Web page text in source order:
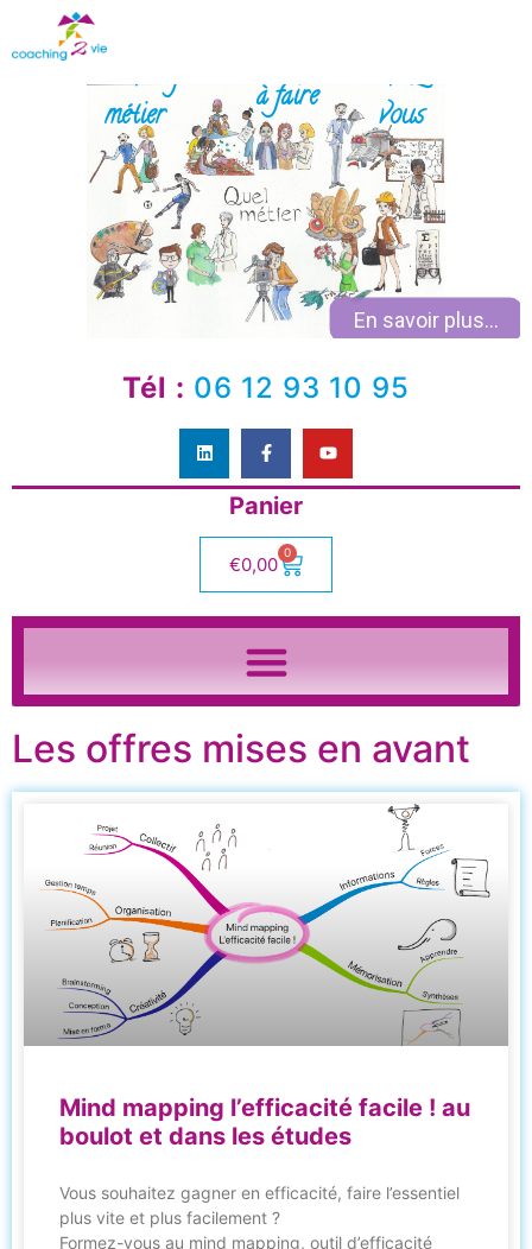
En savoir plus...
chez
vous
à faire
Coaching
métier
Tél : 06 12 93 10 95
Panier
€0,00
0
Les offres mises en avant
Mind mapping l’efficacité facile ! au
boulot et dans les études
Vous souhaitez gagner en efficacité, faire l’essentiel
plus vite et plus facilement ?
Formez-vous au mind mapping, outil d’efficacité